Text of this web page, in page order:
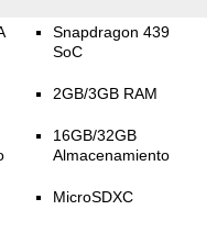
Snapdragon 439
SoC
2GB/3GB RAM
16GB/32GB
Almacenamiento
MicroSDXC